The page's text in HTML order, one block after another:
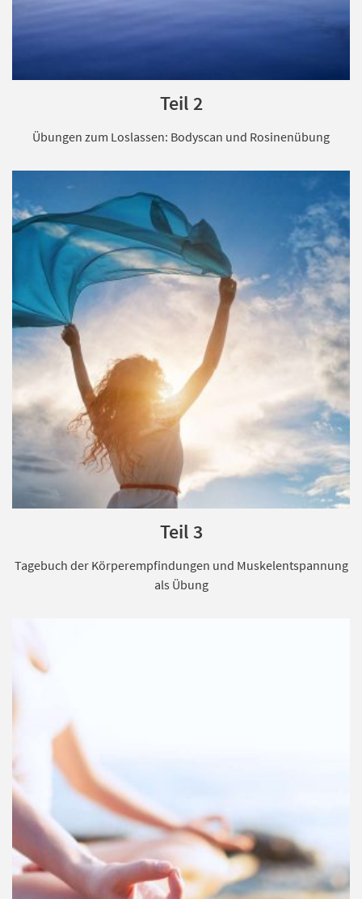
Teil 2
Übungen zum Loslassen: Bodyscan und Rosinenübung
Teil 3
Tagebuch der Körperempfindungen und Muskelentspannung
als Übung